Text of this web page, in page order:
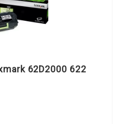
62D2000 622